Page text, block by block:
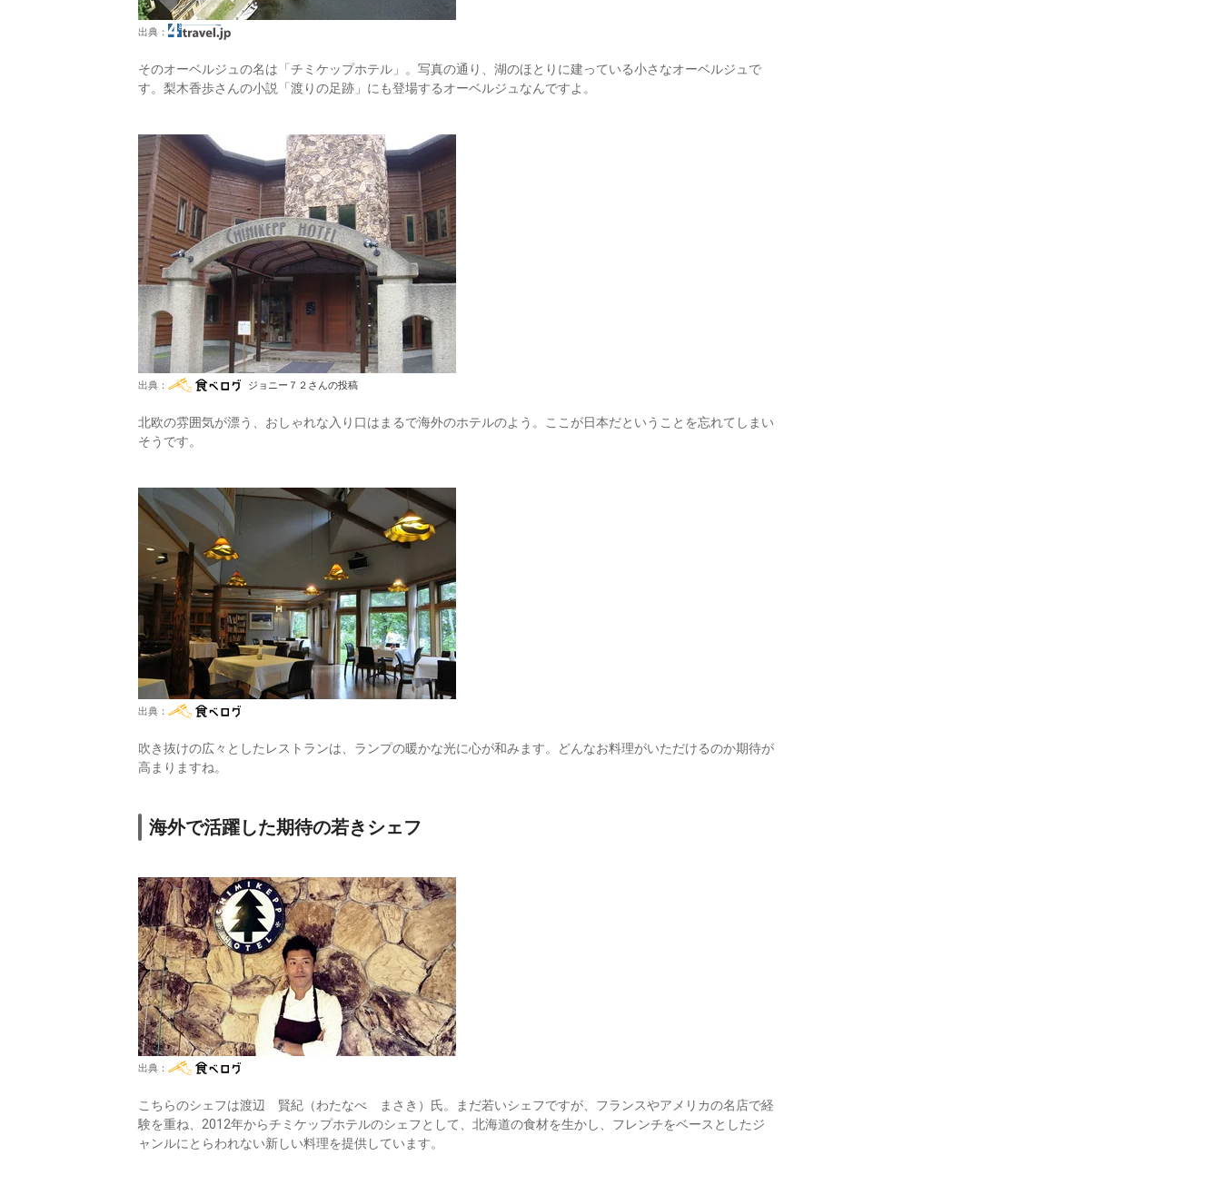
出典：
そのオーベルジュの名は「チミケップホテル」。写真の通り、湖のほとりに建っている小さなオーベルジュで
す。梨木香歩さんの小説「渡りの足跡」にも登場するオーベルジュなんですよ。
出典： ジョニー７２さんの投稿
北欧の雰囲気が漂う、おしゃれな入り口はまるで海外のホテルのよう。ここが日本だということを忘れてしまい
そうです。
出典：
吹き抜けの広々としたレストランは、ランプの暖かな光に心が和みます。どんなお料理がいただけるのか期待が
高まりますね。
海外で活躍した期待の若きシェフ
出典：
こちらのシェフは渡辺 賢紀（わたなべ まさき）氏。まだ若いシェフですが、フランスやアメリカの名店で経
験を重ね、2012年からチミケップホテルのシェフとして、北海道の食材を生かし、フレンチをベースとしたジ
ャンルにとらわれない新しい料理を提供しています。